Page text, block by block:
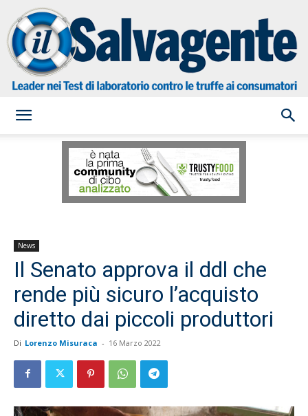
Salvagente
News
Il Senato approva il ddl che
rende più sicuro l’acquisto
diretto dai piccoli produttori
Di Lorenzo Misuraca - 16 Marzo 2022